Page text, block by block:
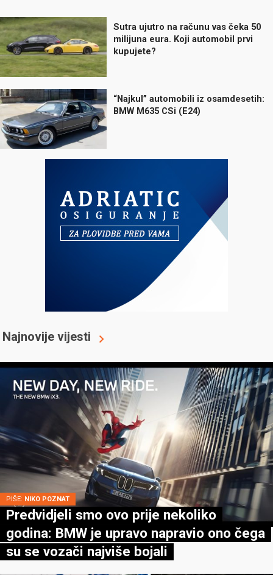
Sutra ujutro na računu vas čeka 50
milijuna eura. Koji automobil prvi
kupujete?
“Najkul” automobili iz osamdesetih:
BMW M635 CSi (E24)
Najnovije vijesti
PIŠE: NIKO POZNAT
Predvidjeli smo ovo prije nekoliko
godina: BMW je upravo napravio ono čega
su se vozači najviše bojali